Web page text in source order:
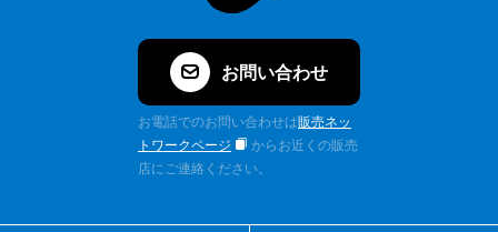
お問い合わせ
お電話でのお問い合わせは販売ネッ
トワークページ
からお近くの販売
店にご連絡ください。